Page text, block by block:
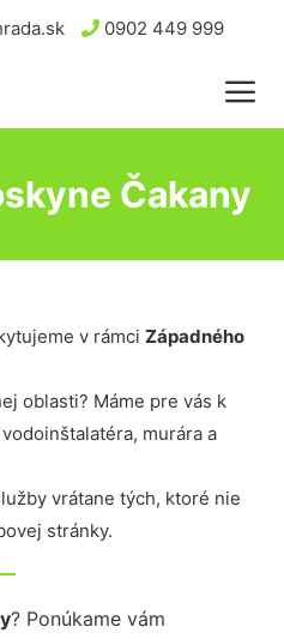
0902 449 999
Čakany
v rámci Západného
oblasti? Máme pre vás k
murára a
vrátane tých, ktoré nie
stránky.
? Ponúkame vám